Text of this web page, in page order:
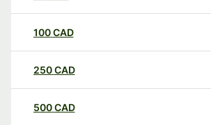
100CAD
250CAD
500CAD